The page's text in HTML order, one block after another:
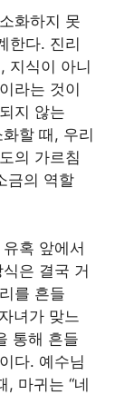
화하지 못
한다. 진리
지식이 아니
라는 것이
지 않는
할 때, 우리
의 가르침
금의 역할
혹 앞에서
은 결국 거
를 흔들
녀가 맞느
통해 흔들
다. 예수님
마귀는 “네